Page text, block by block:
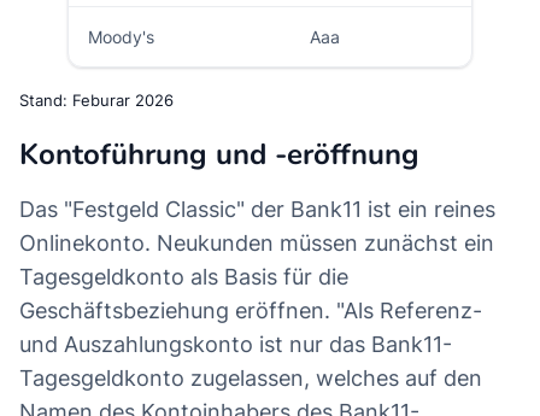
Moody's Aaa
Stand: Feburar 2026
Kontoführung und -eröffnung
Das "Festgeld Classic" der Bank11 ist ein reines
Onlinekonto. Neukunden müssen zunächst ein
Tagesgeldkonto als Basis für die
Geschäftsbeziehung eröffnen. "Als Referenz-
und Auszahlungskonto ist nur das Bank11-
Tagesgeldkonto zugelassen, welches auf den